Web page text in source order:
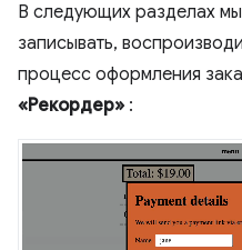
В следующих разделах
записывать,
процесс оформления
«Рекордер» :